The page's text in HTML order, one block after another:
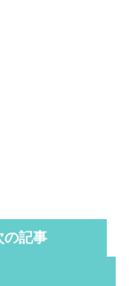
の記事